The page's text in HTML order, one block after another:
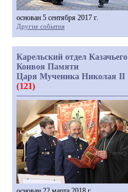
основан 5 сентября 2017 г.
Другие события
Карельский отдел Казачьего
Конвоя Памяти
Царя Мученика Николая II
(121)